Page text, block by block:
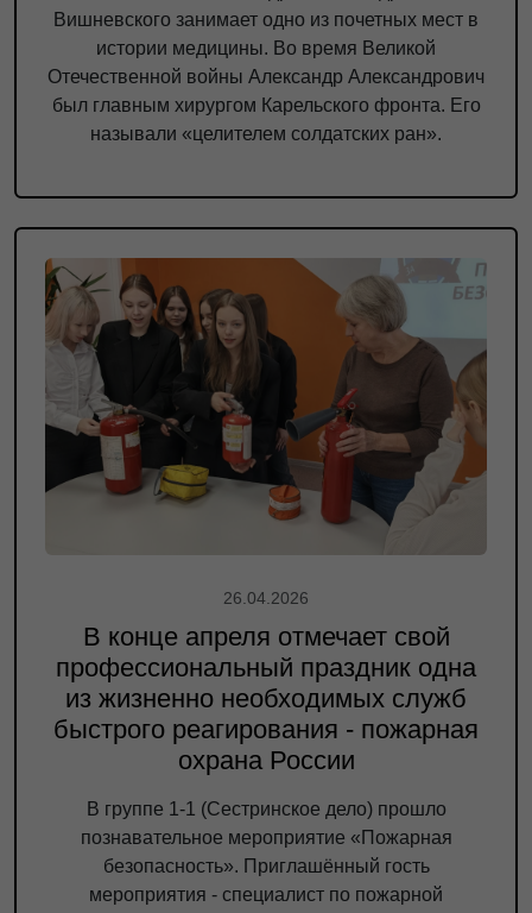
Вишневского занимает одно из почетных мест в
истории медицины. Во время Великой
Отечественной войны Александр Александрович
был главным хирургом Карельского фронта. Его
называли «целителем солдатских ран».
26.04.2026
В конце апреля отмечает свой
профессиональный праздник одна
из жизненно необходимых служб
быстрого реагирования - пожарная
охрана России
В группе 1-1 (Сестринское дело) прошло
познавательное мероприятие «Пожарная
безопасность». Приглашённый гость
мероприятия - специалист по пожарной